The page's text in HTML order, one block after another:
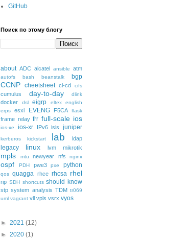
GitHub
Поиск по этому блогу
about ADC alcatel ansible atm
autofs bash beanstalk bgp
CCNP cheetsheet ci-cd cifs
cumulus day-to-day dlink
docker dsl eigrp eltex
english
erps
esxi EVENG F5CA flask
frame relay frr full-scale ios
ios-xe ios-xr IPv6 isis juniper
kerberos kickstart lab ldap
legacy linux lvm mikrotik
mpls mtu newyear nfs nginx
ospf PDH pwe3 pxe python
qos quagga rhce rhcsa rhel
rip SDH shortcuts should know
stp system analysis TDM tr069
uml vagrant vll vpls vsrx vyos
► 2021 (12)
► 2020 (1)